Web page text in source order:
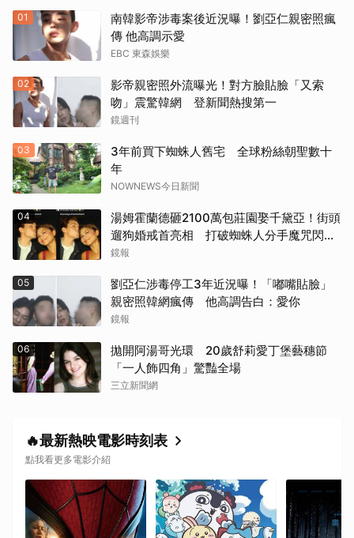
《變人》（1999）
《鋼鐵墳墓》（2013）
《震盪效應》(2015)
《網住愛情》（2004）
其他（歡迎貼文分享）
01
南韓影帝涉毒案後近況曝！劉亞仁親密照瘋
傳 他高調示愛
EBC 東森娛樂
02
影帝親密照外流曝光！對方臉貼臉「又索
吻」震驚韓網 登新聞熱搜第一
鏡週刊
03
3年前買下蜘蛛人舊宅 全球粉絲朝聖數十
年
NOWNEWS今日新聞
04
湯姆霍蘭德砸2100萬包莊園娶千黛亞！街頭
遛狗婚戒首亮相 打破蜘蛛人分手魔咒閃爆
全場
鏡報
05
劉亞仁涉毒停工3年近況曝！「嘟嘴貼臉」
親密照韓網瘋傳 他高調告白：愛你
鏡報
06
拋開阿湯哥光環 20歲舒莉愛丁堡藝穗節
「一人飾四角」驚豔全場
三立新聞網
🔥最新熱映電影時刻表
點我看更多電影介紹